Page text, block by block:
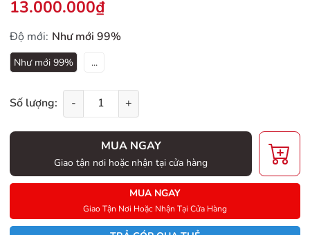
13.000.000₫
Độ mới: Như mới 99%
Như mới 99% ...
Số lượng: - +
MUA NGAY
Giao tận nơi hoặc nhận tại cửa hàng
MUA NGAY
Giao Tận Nơi Hoặc Nhận Tại Cửa Hàng